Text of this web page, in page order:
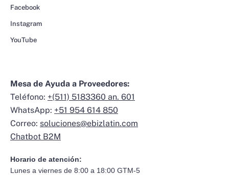
Facebook
Instagram
YouTube
Mesa de Ayuda a Proveedores:
Teléfono: +(511) 5183360 an. 601
WhatsApp: +51 954 614 850
Correo: soluciones@ebizlatin.com
Chatbot B2M
Horario de atención:
Lunes a viernes de 8:00 a 18:00 GTM-5